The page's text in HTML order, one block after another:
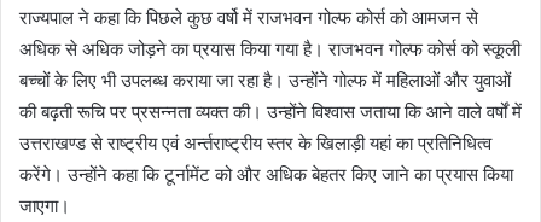
राज्यपाल ने कहा कि पिछले कुछ वर्षो में राजभवन गोल्फ कोर्स को आमजन से
अधिक से अधिक जोड़ने का प्रयास किया गया है। राजभवन गोल्फ कोर्स को स्कूली
बच्चों के लिए भी उपलब्ध कराया जा रहा है। उन्होंने गोल्फ में महिलाओं और युवाओं
की बढ़ती रूचि पर प्रसन्नता व्यक्त की। उन्होंने विश्वास जताया कि आने वाले वर्षों में
उत्तराखण्ड से राष्ट्रीय एवं अर्न्तराष्ट्रीय स्तर के खिलाड़ी यहां का प्रतिनिधित्व
करेंगे। उन्होंने कहा कि टूर्नामेंट को और अधिक बेहतर किए जाने का प्रयास किया
जाएगा।